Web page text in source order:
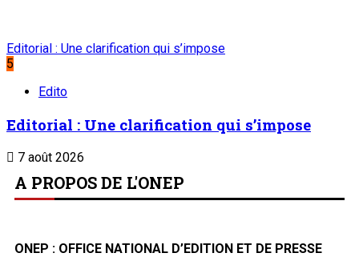
Liens Utiles
Archives
Mentions légales
Conditions générales
portail dynamique de l'information au Niger